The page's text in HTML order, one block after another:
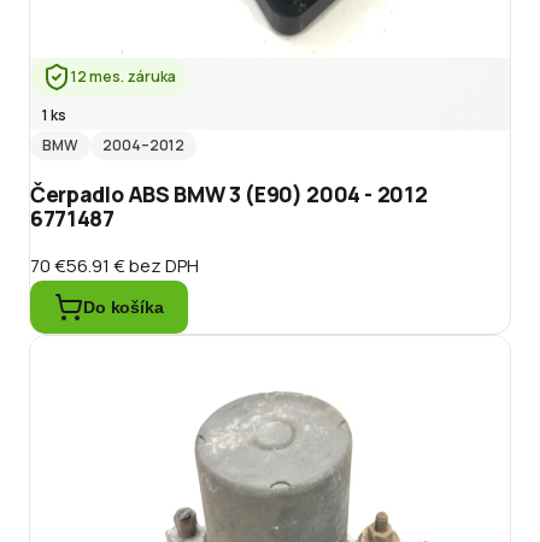
12 mes. záruka
1 ks
BMW
2004–2012
Čerpadlo ABS BMW 3 (E90) 2004 - 2012
6771487
70 €56.91 €bez DPH
Do košíka